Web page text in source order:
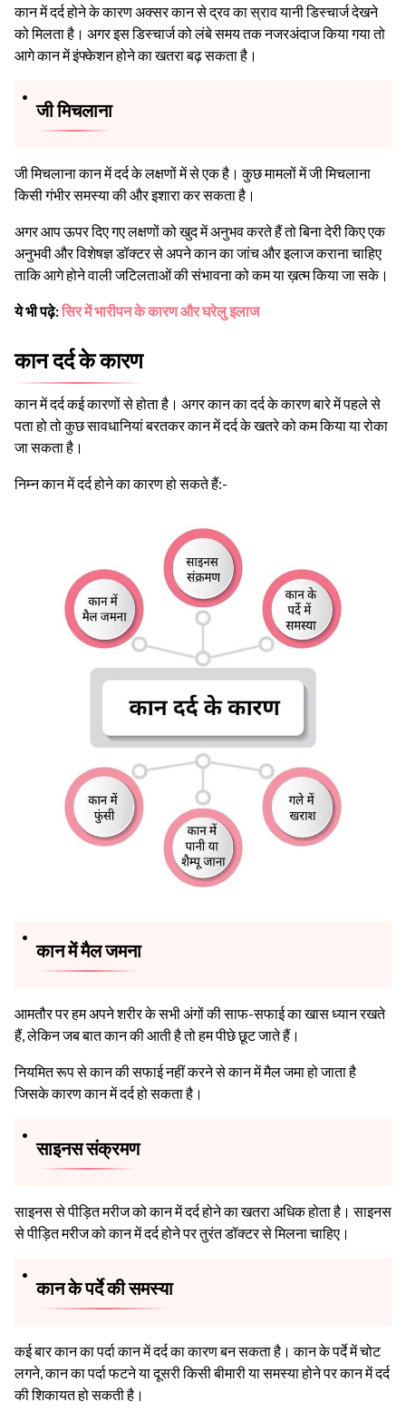
कान में दर्द होने के कारण अक्सर कान से द्रव का स्राव यानी डिस्चार्ज देखने
को मिलता है। अगर इस डिस्चार्ज को लंबे समय तक नजरअंदाज किया गया तो
आगे कान में इंफ्केशन होने का खतरा बढ़ सकता है।
जी मिचलाना
जी मिचलाना कान में दर्द के लक्षणों में से एक है। कुछ मामलों में जी मिचलाना
किसी गंभीर समस्या की और इशारा कर सकता है।
अगर आप ऊपर दिए गए लक्षणों को खुद में अनुभव करते हैं तो बिना देरी किए एक
अनुभवी और विशेषज्ञ डॉक्टर से अपने कान का जांच और इलाज कराना चाहिए
ताकि आगे होने वाली जटिलताओं की संभावना को कम या ख़त्म किया जा सके।
ये भी पढ़े:सिर में भारीपन के कारण और घरेलु इलाज
कान दर्द के कारण
कान में दर्द कई कारणों से होता है। अगर कान का दर्द के कारण बारे में पहले से
पता हो तो कुछ सावधानियां बरतकर कान में दर्द के खतरे को कम किया या रोका
जा सकता है।
निम्न कान में दर्द होने का कारण हो सकते हैं:-
कान में मैल जमना
आमतौर पर हम अपने शरीर के सभी अंगों की साफ-सफाई का खास ध्यान रखते
हैं, लेकिन जब बात कान की आती है तो हम पीछे छूट जाते हैं।
नियमित रूप से कान की सफाई नहीं करने से कान में मैल जमा हो जाता है
जिसके कारण कान में दर्द हो सकता है।
साइनस संक्रमण
साइनस से पीड़ित मरीज को कान में दर्द होने का खतरा अधिक होता है। साइनस
से पीड़ित मरीज को कान में दर्द होने पर तुरंत डॉक्टर से मिलना चाहिए।
कान के पर्दे की समस्या
कई बार कान का पर्दा कान में दर्द का कारण बन सकता है। कान के पर्दे में चोट
लगने, कान का पर्दा फटने या दूसरी किसी बीमारी या समस्या होने पर कान में दर्द
की शिकायत हो सकती है।